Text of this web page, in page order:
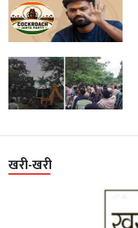
खरी-खरी